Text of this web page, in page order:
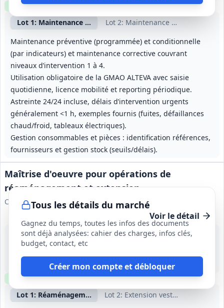
Lot 1: Maintenance multitechnique (hors ascenseurs)
Lot 2: Maintenance ascenseurs et
Maintenance préventive (programmée) et conditionnelle
(par indicateurs) et maintenance corrective couvrant
niveaux d’intervention 1 à 4.
Utilisation obligatoire de la GMAO ALTEVA avec saisie
quotidienne, licence mobilité et reporting périodique.
Astreinte 24/24 incluse, délais d’intervention urgents
généralement <1 h, exemples fournis (fuites, défaillances
chaud/froid, tableaux électriques).
Gestion consommables et pièces : identification références,
fournisseurs et gestion stock (seuils/délais).
Clause environnementale Clause sociale Visiterequise
Tous les détails du marché
Gagnez du temps, toutes les infos des documents
sont déjà analysées: cahier des charges, infos clés,
budget, contact, etc
Créer mon compte et débloquer
Maîtrise d'oeuvre pour opérations de
réaménagement et extension
Communauté de Communes du Briançonnais
Voir le détail
Lot 1: Réaménagement déchetterie Clos Jouffrey
Lot 2: Extension vestiaires CIS
24 août 2026
Saint-Chaffrey (05)
Clause environnementale Visiteoptionnelle